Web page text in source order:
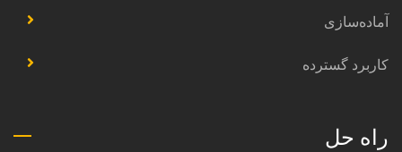
آماده‌سازی
کاربرد گسترده
راه حل